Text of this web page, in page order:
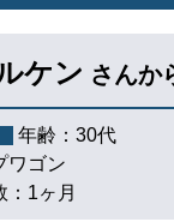
ケン さんか
年齢： 30代
ワゴン
1ヶ月